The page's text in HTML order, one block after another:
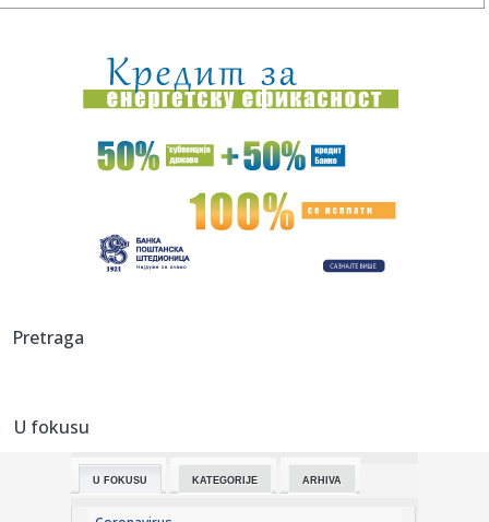
08:28:Eksplodirala plinska boca kod Doboja, gorjelo i nisko
rastinje
08:28:Ema Heming otvoreno o životu uz Brusa Vilisa
Gruzija u mraku: Treći put za dvije nedjelje
08:28:Novo otkriće mijenja pogled na prvu vojnu supersilu svijeta
08:23:
08:20: Без воде део Сремских Карловаца
Pretraga
U fokusu
U FOKUSU KATEGORIJE ARHIVA